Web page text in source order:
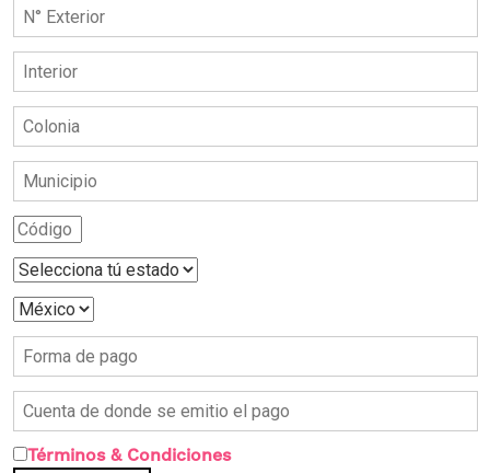
Términos & Condiciones